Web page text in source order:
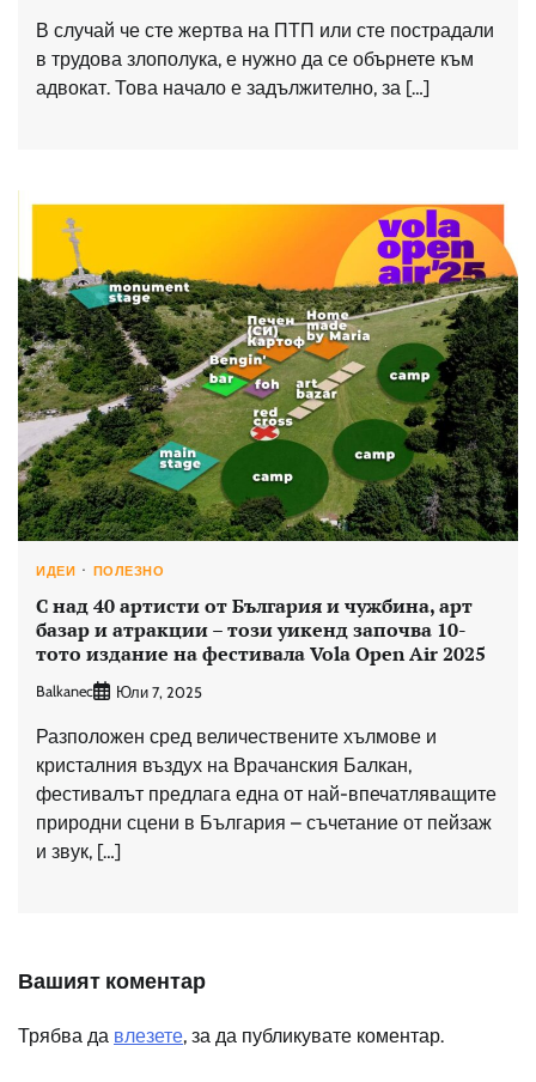
В случай че сте жертва на ПТП или сте пострадали
в трудова злополука, е нужно да се обърнете към
адвокат. Това начало е задължително, за […]
ИДЕИ ПОЛЕЗНО
С над 40 артисти от България и чужбина, арт
базар и атракции – този уикенд започва 10-
тото издание на фестивала Vola Open Air 2025
Balkanec Юли 7, 2025
Разположен сред величествените хълмове и
кристалния въздух на Врачанския Балкан,
фестивалът предлага една от най-впечатляващите
природни сцени в България – съчетание от пейзаж
и звук, […]
Вашият коментар
Трябва да влезете, за да публикувате коментар.